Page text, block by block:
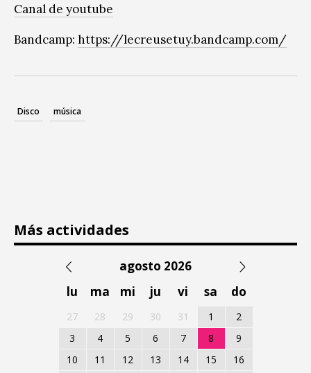
Canal de youtube
Bandcamp: https://lecreusetuy.bandcamp.com/
Disco música
Más actividades
agosto 2026
lu
ma mi ju vi sa do
27 28 29 30 31 1
2
3
4 5 6 7 8
9
10
11 12 13 14 15
16